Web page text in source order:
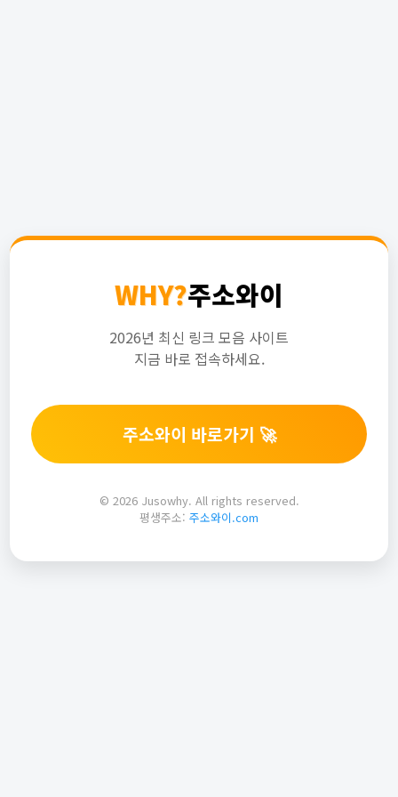
WHY?주소와이
2026년 최신 링크 모음 사이트
지금 바로 접속하세요.
주소와이 바로가기 🚀
© 2026 Jusowhy. All rights reserved.
평생주소: 주소와이.com